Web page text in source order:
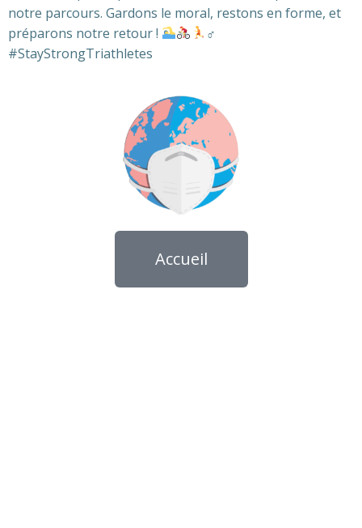
notre parcours. Gardons le moral, restons en forme, et
préparons notre retour !
‍♂
#StayStrongTriathletes
Accueil